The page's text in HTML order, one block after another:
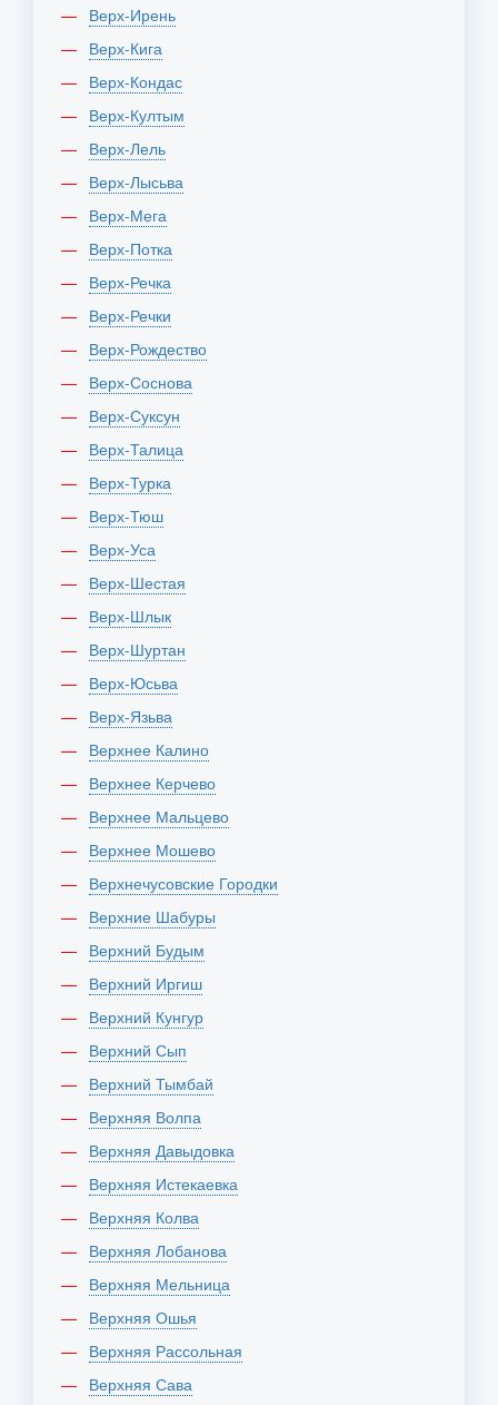
Верх-Ирень
Верх-Кига
Верх-Кондас
Верх-Култым
Верх-Лель
Верх-Лысьва
Верх-Мега
Верх-Потка
Верх-Речка
Верх-Речки
Верх-Рождество
Верх-Соснова
Верх-Суксун
Верх-Талица
Верх-Турка
Верх-Тюш
Верх-Уса
Верх-Шестая
Верх-Шлык
Верх-Шуртан
Верх-Юсьва
Верх-Язьва
Верхнее Калино
Верхнее Керчево
Верхнее Мальцево
Верхнее Мошево
Верхнечусовские Городки
Верхние Шабуры
Верхний Будым
Верхний Иргиш
Верхний Кунгур
Верхний Сып
Верхний Тымбай
Верхняя Волпа
Верхняя Давыдовка
Верхняя Истекаевка
Верхняя Колва
Верхняя Лобанова
Верхняя Мельница
Верхняя Ошья
Верхняя Рассольная
Верхняя Сава